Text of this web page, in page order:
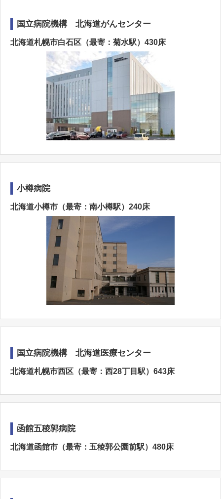
国立病院機構 北海道がんセンター
北海道札幌市白石区（最寄：菊水駅）430床
小樽病院
北海道小樽市（最寄：南小樽駅）240床
国立病院機構 北海道医療センター
北海道札幌市西区（最寄：西28丁目駅）643床
函館五稜郭病院
北海道函館市（最寄：五稜郭公園前駅）480床